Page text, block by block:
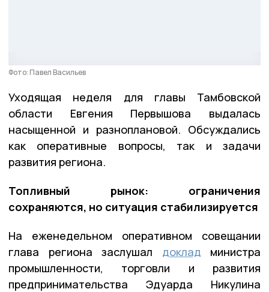
Фото: Павел Васильев
Уходящая неделя для главы Тамбовской
области Евгения Первышова выдалась
насыщенной и разноплановой. Обсуждались
как оперативные вопросы, так и задачи
развития региона.
Топливный рынок: ограничения
сохраняются, но ситуация стабилизируется
На еженедельном оперативном совещании
глава региона заслушал доклад министра
промышленности, торговли и развития
предпринимательства Эдуарда Никулина